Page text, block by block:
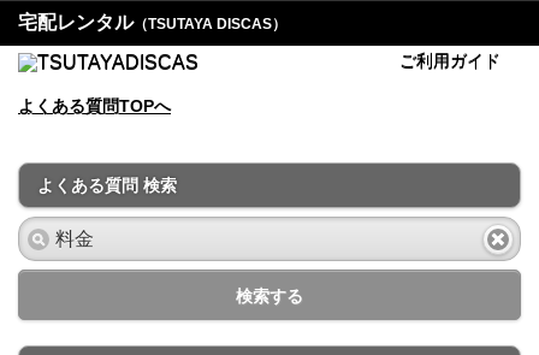
宅配レンタル（TSUTAYA DISCAS）
ご利用ガイド
よくある質問TOPへ
よくある質問 検索
検索する